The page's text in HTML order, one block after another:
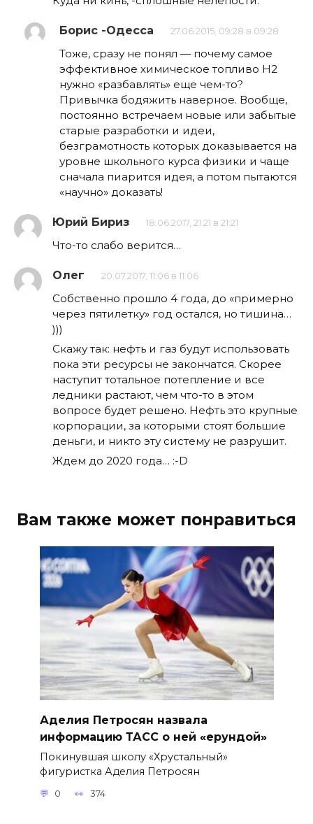
Борис -Одесса 27.06.2015, 09:28 в 09:28
Тоже, сразу не понял — почему самое
эффективное химическое топливо Н2
нужно «разбавлять» еще чем-то?
Привычка бодяжить наверное. Вообще,
постоянно встречаем новые или забытые
старые разработки и идеи,
безграмотность которых доказывается на
уровне школьного курса физики и чаще
сначала пиарится идея, а потом пытаются
«научно» доказать!
Юрий Бириз 18.06.2017, 21:21 в 21:21
Что-то слабо верится…
Олег 20.07.2017, 11:06 в 11:06
Собственно прошло 4 года, до «примерно
через пятилетку» год остался, но тишина…
)))
Скажу так: нефть и газ будут использовать
пока эти ресурсы не закончатся. Скорее
наступит тотальное потепление и все
ледники растают, чем что-то в этом
вопросе будет решено. Нефть это крупные
корпорации, за которыми стоят большие
деньги, и никто эту систему не разрушит.
Ждем до 2020 года… :-D
Вам также может понравиться
Аделия Петросян назвала
информацию ТАСС о ней «ерундой»
Покинувшая школу «Хрустальный»
фигуристка Аделия Петросян
0 374